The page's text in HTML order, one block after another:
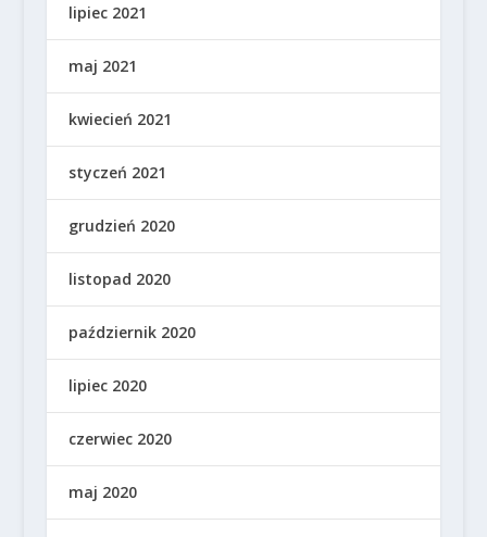
lipiec 2021
maj 2021
kwiecień 2021
styczeń 2021
grudzień 2020
listopad 2020
październik 2020
lipiec 2020
czerwiec 2020
maj 2020